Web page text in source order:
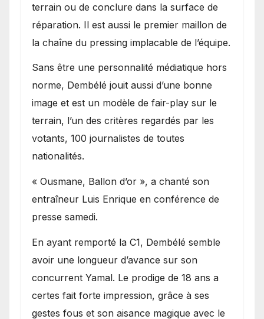
terrain ou de conclure dans la surface de
réparation. Il est aussi le premier maillon de
la chaîne du pressing implacable de l’équipe.
Sans être une personnalité médiatique hors
norme, Dembélé jouit aussi d’une bonne
image et est un modèle de fair-play sur le
terrain, l’un des critères regardés par les
votants, 100 journalistes de toutes
nationalités.
« Ousmane, Ballon d’or », a chanté son
entraîneur Luis Enrique en conférence de
presse samedi.
En ayant remporté la C1, Dembélé semble
avoir une longueur d’avance sur son
concurrent Yamal. Le prodige de 18 ans a
certes fait forte impression, grâce à ses
gestes fous et son aisance magique avec le